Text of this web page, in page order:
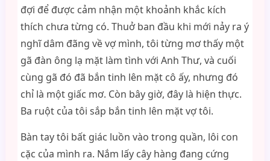
đợi để được cảm nhận một khoảnh khắc kích
thích chưa từng có. Thuở ban đầu khi mới nảy ra ý
nghĩ dâm đãng về vợ mình, tôi từng mơ thấy một
gã đàn ông lạ mặt làm tình với Anh Thư, và cuối
cùng gã đó đã bắn tinh lên mặt cô ấy, nhưng đó
chỉ là một giấc mơ. Còn bây giờ, đây là hiện thực.
Ba ruột của tôi sắp bắn tinh lên mặt vợ tôi.
Bàn tay tôi bất giác luồn vào trong quần, lôi con
cặc của mình ra. Nắm lấy cây hàng đang cứng